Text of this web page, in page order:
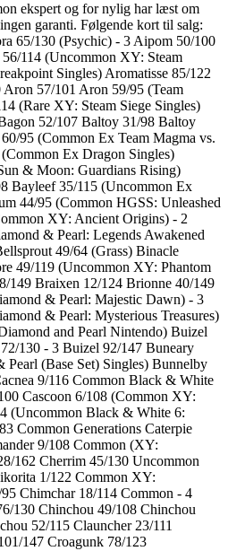
ekspert og for nylig har læst om
garanti. Følgende kort til salg:
65/130 (Psychic) - 3 Aipom 50/100
114 (Uncommon XY: Steam
Singles) Aromatisse 85/122
57/101 Aron 59/95 (Team
(Rare XY: Steam Siege Singles)
52/107 Baltoy 31/98 Baltoy
95 (Common Ex Team Magma vs.
Ex Dragon Singles)
& Moon: Guardians Rising)
Bayleef 35/115 (Uncommon Ex
44/95 (Common HGSS: Unleashed
XY: Ancient Origins) - 2
& Pearl: Legends Awakened
49/64 (Grass) Binacle
49/119 (Uncommon XY: Phantom
149 Braixen 12/124 Brionne 40/149
& Pearl: Majestic Dawn) - 3
& Pearl: Mysterious Treasures)
and Pearl Nintendo) Buizel
130 - 3 Buizel 92/147 Buneary
(Base Set) Singles) Bunnelby
9/116 Common Black & White
Cascoon 6/108 (Common XY:
(Uncommon Black & White 6:
Common Generations Caterpie
9/108 Common (XY:
162 Cherrim 45/130 Uncommon
1/122 Common XY:
Chimchar 18/114 Common - 4
130 Chinchou 49/108 Chinchou
52/115 Clauncher 23/111
147 Croagunk 78/123